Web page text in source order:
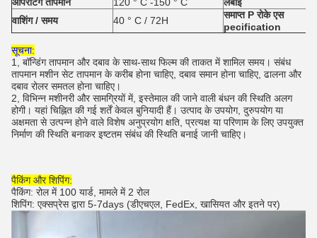
ऑपरेटिंग तापमान 120 ° C -150 ° C
लंबाई
वाशिंग / समय
40 ° C / 72H समाप्त P रोके एस
pecification
सूचना:
1, बॉन्डिंग तापमान और दबाव के साथ-साथ फिल्म की ताकत में शामिल समय। संबंध
तापमान मशीन सेट तापमान के करीब होना चाहिए, दबाव समान होना चाहिए, ढालना और
दबाव रोलर समतल होना चाहिए।
2, विभिन्न मशीनरी और सामग्रियों में, इस्तेमाल की जाने वाली बंधन की स्थिति अलग
होगी। यहां चिह्नित की गई शर्तें केवल बुनियादी हैं। उत्पाद के उपयोग, दुरुपयोग या
अक्षमता से उत्पन्न होने वाले विशेष अनुप्रयोग क्षति, प्रत्यक्ष या परिणाम के लिए उपयुक्त
निर्माण की स्थिति बनाकर इष्टतम संबंध की स्थिति बनाई जानी चाहिए।
पैकिंग और शिपिंग:
पैकिंग: रोल में 100 यार्ड, मामले में 2 रोल
शिपिंग: एक्सप्रेस द्वारा 5-7days (डीएचएल, FedEx, खासियत और इतने पर)